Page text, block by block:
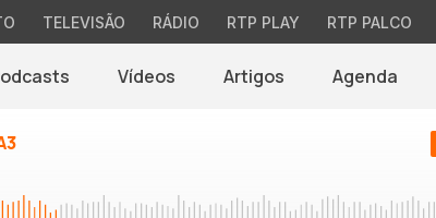
TELEVISÃO RÁDIO RTP PLAY RTP PALCO
Vídeos Artigos Agenda